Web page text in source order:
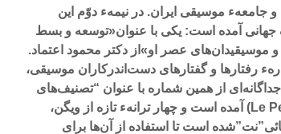
جامعهء موسیقی ایران. در نیمهء دوّم این
جهانی آمده است: یکی با عنوان«توسعه و بسط
موسیقیدان‌های عصر او»از دکتر محمود اعتماد.
رفتارها و گفتارهای‌ دست‌اندرکاران موسیقی،
از همین شماره با عنوان‌ “تصنیف‌های
روز”، یک آهنگ روز غربی، گل کوچک (Le Petit fleur) آمده است و چهار ترانهء تازه از ویگن،
است تا استفاده از آن‌ها برای‌